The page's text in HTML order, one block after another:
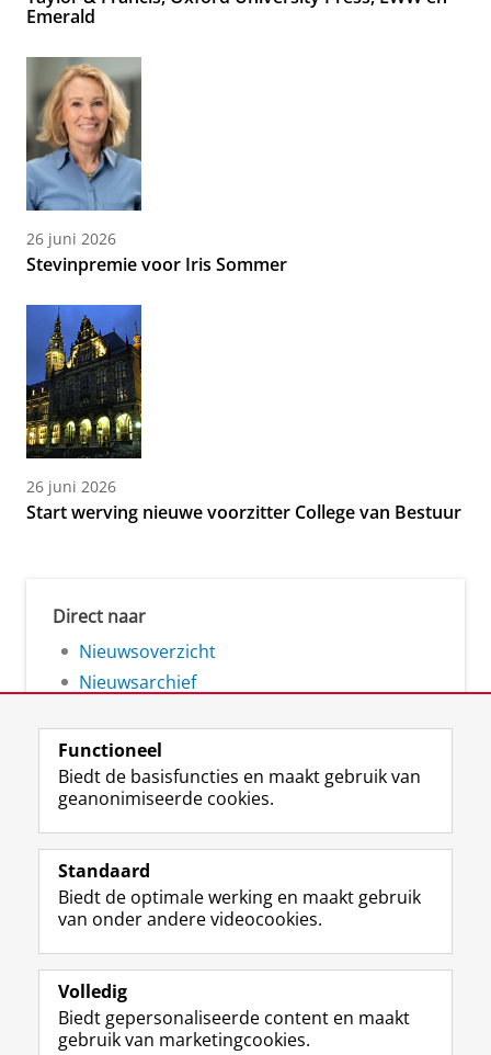
Emerald
26 juni 2026
Stevinpremie voor Iris Sommer
26 juni 2026
Start werving nieuwe voorzitter College van Bestuur
Direct naar
Nieuwsoverzicht
Nieuwsarchief
Volg de RUG
F
a
e
b
o
p
a
L
i
k
e
I
-
p
R
S
-
f
e
R
I
n
t
r
m
Y
o
T
e
k
Studiekiezers
Alumni
Over ons
Functioneel
Biedt de basisfuncties en maakt gebruik van
geanonimiseerde cookies.
Standaard
Biedt de optimale werking en maakt gebruik
van onder andere videocookies.
Volledig
Biedt gepersonaliseerde content en maakt
gebruik van marketingcookies.